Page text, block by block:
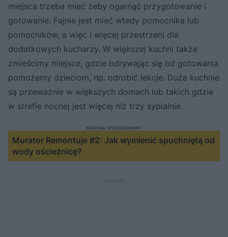
miejsca trzeba mieć żeby ogarnąć przygotowanie i
gotowanie. Fajnie jest mieć wtedy pomocnika lub
pomocników, a więc i więcej przestrzeni dla
dodatkowych kucharzy. W większej kuchni także
zmieścimy miejsce, gdzie odrywając się od gotowania
pomożemy dzieciom, np. odrobić lekcje. Duże kuchnie
są przeważnie w większych domach lub takich gdzie
w strefie nocnej jest więcej niż trzy sypialnie.
Murator Remontuje #2: Jak wymienić spuchniętą od
wody ościeżnicę?
MATERIAŁ SPONSOROWANY